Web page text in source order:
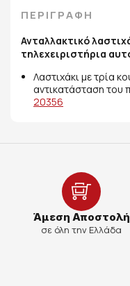
ΠΕΡΙΓΡΑΦΗ
Ανταλλακτικό
τηλεχειριστήρια
Λαστιχάκι με τρία
αντικατάσταση του
20356
Άμεση Αποστολή
σε όλη την Ελλάδα